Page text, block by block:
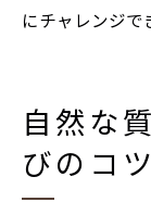
にチャレンジで
自然な
びのコツ